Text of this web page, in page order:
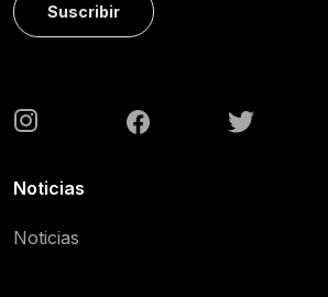
Suscribir
Noticias
Noticias